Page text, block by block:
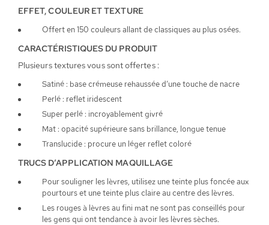
EFFET, COULEUR ET TEXTURE
Offert en 150 couleurs allant de classiques au plus osées.
CARACTÉRISTIQUES DU PRODUIT
Plusieurs textures vous sont offertes :
Satiné : base crémeuse rehaussée d’une touche de nacre
Perlé : reflet iridescent
Super perlé : incroyablement givré
Mat : opacité supérieure sans brillance, longue tenue
Translucide : procure un léger reflet coloré
TRUCS D’APPLICATION MAQUILLAGE
Pour souligner les lèvres, utilisez une teinte plus foncée aux
pourtours et une teinte plus claire au centre des lèvres.
Les rouges à lèvres au fini mat ne sont pas conseillés pour
les gens qui ont tendance à avoir les lèvres sèches.